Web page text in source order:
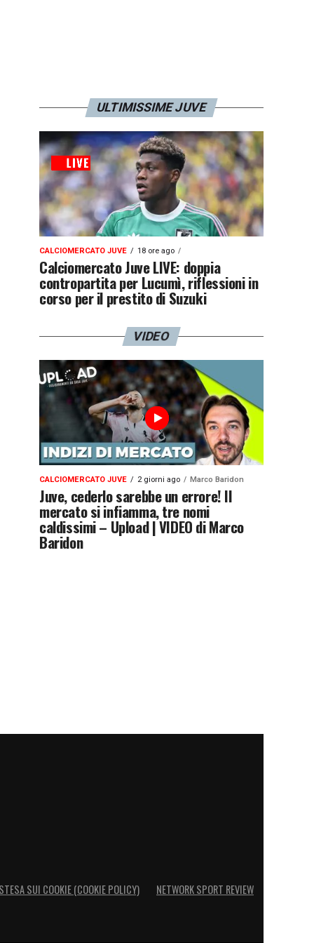
ULTIMISSIME JUVE
CALCIOMERCATO JUVE 18 ore ago
Calciomercato Juve LIVE: doppia
contropartita per Lucumì, riflessioni in
corso per il prestito di Suzuki
VIDEO
CALCIOMERCATO JUVE 2 giorni ago Marco Baridon
Juve, cederlo sarebbe un errore! Il
mercato si infiamma, tre nomi
caldissimi – Upload | VIDEO di Marco
Baridon
SUI COOKIE (COOKIE POLICY) NETWORK SPORT REVIEW